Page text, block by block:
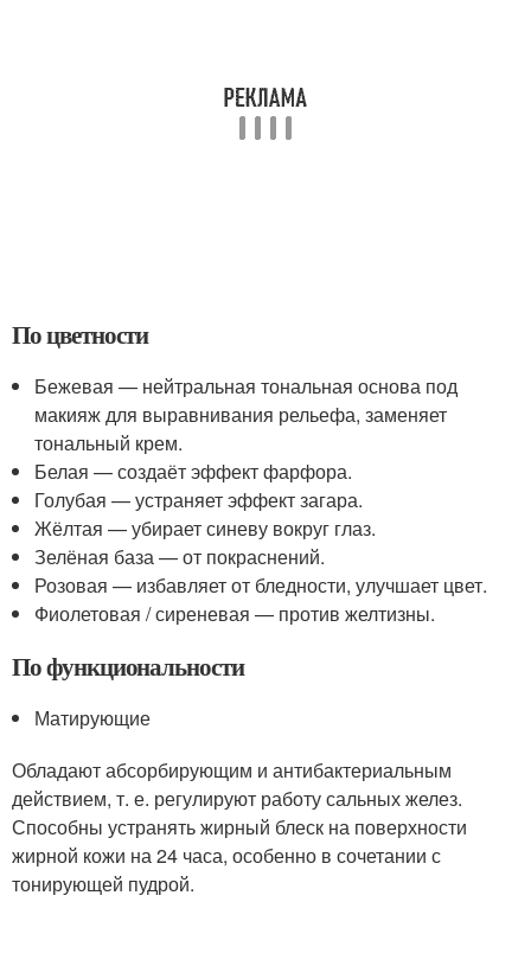
По цветности
Бежевая — нейтральная тональная основа под
макияж для выравнивания рельефа, заменяет
тональный крем.
Белая — создаёт эффект фарфора.
Голубая — устраняет эффект загара.
Жёлтая — убирает синеву вокруг глаз.
Зелёная база — от покраснений.
Розовая — избавляет от бледности, улучшает цвет.
Фиолетовая / сиреневая — против желтизны.
По функциональности
Матирующие
Обладают абсорбирующим и антибактериальным
действием, т. е. регулируют работу сальных желез.
Способны устранять жирный блеск на поверхности
жирной кожи на 24 часа, особенно в сочетании с
тонирующей пудрой.